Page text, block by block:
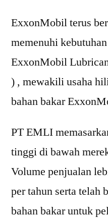
ExxonMobil terus
memenuhi
ExxonMobil
) , mewakili usaha
bahan bakar
PT EMLI
tinggi di bawah
Volume penjualan
per tahun serta telah
bahan bakar untuk